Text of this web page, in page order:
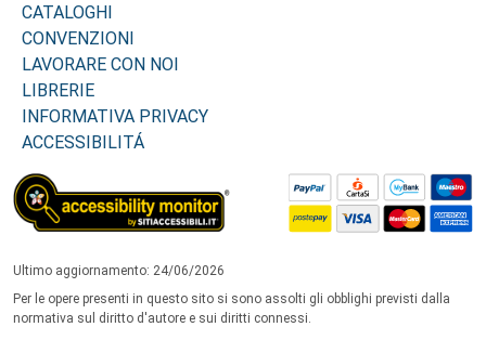
CATALOGHI
CONVENZIONI
LAVORARE CON NOI
LIBRERIE
INFORMATIVA PRIVACY
ACCESSIBILITÁ
Ultimo aggiornamento: 24/06/2026
Per le opere presenti in questo sito si sono assolti gli obblighi previsti dalla
normativa sul diritto d'autore e sui diritti connessi.